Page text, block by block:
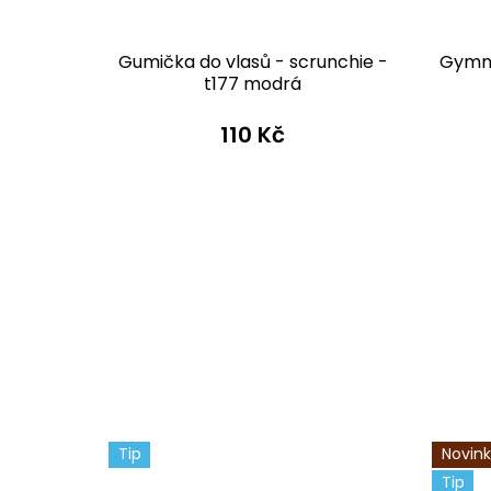
Gumička do vlasů - scrunchie -
t177 modrá
110 Kč
Tip
Tip